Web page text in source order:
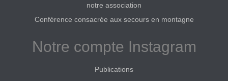
notre association
Conférence consacrée aux secours en montagne
Notre compte Instagram
Publications